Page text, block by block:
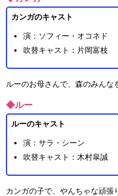
カンガのキャスト
演：ソフィー・オコネド
吹替キャスト：片岡富枝
ルーのお母さんで、森のみんな
◆ルー
ルーのキャスト
演：サラ・シーン
吹替キャスト：木村皐誠
カンガの子で、やんちゃな頑張